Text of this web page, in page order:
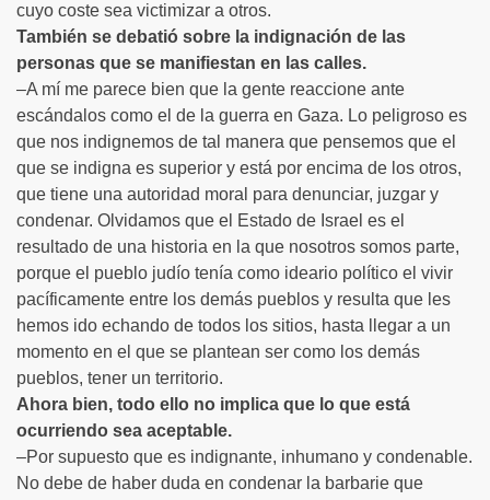
cuyo coste sea victimizar a otros.
También se debatió sobre la indignación de las
personas que se manifiestan en las calles.
–A mí me parece bien que la gente reaccione ante
escándalos como el de la guerra en Gaza. Lo peligroso es
que nos indignemos de tal manera que pensemos que el
que se indigna es superior y está por encima de los otros,
que tiene una autoridad moral para denunciar, juzgar y
condenar. Olvidamos que el Estado de Israel es el
resultado de una historia en la que nosotros somos parte,
porque el pueblo judío tenía como ideario político el vivir
pacíficamente entre los demás pueblos y resulta que les
hemos ido echando de todos los sitios, hasta llegar a un
momento en el que se plantean ser como los demás
pueblos, tener un territorio.
Ahora bien, todo ello no implica que lo que está
ocurriendo sea aceptable.
–Por supuesto que es indignante, inhumano y condenable.
No debe de haber duda en condenar la barbarie que